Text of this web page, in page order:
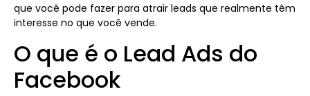
que você pode fazer para atrair leads que realmente têm
interesse no que você vende.
O que é o Lead Ads do
Facebook